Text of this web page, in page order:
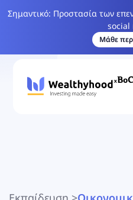
Σημαντικό: Προστασία των
social
Μάθε